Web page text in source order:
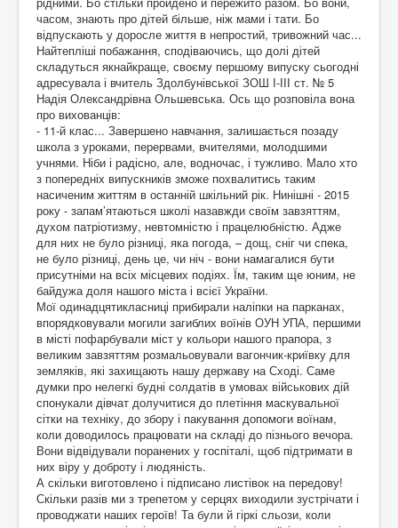
часом, знають про дітей більше, ніж мами і тати. Бо
відпускають у доросле життя в непростий, тривожний час...
Найтепліші побажання, сподіваючись, що долі дітей
складуться якнайкраще, своєму першому випуску сьогодні
адресувала і вчитель Здолбунівської ЗОШ І-ІІІ ст. № 5
Надія Олександрівна Ольшевська. Ось що розповіла вона
про вихованців:
- 11-й клас... Завершено навчання, залишається позаду
школа з уроками, перервами, вчителями, молодшими
учнями. Ніби і радісно, але, водночас, і тужливо. Мало хто
з попередніх випускників зможе похвалитись таким
насиченим життям в останній шкільний рік. Нинішні - 2015
року - запам’ятаються школі назавжди своїм завзяттям,
духом патріотизму, невтомністю і працелюбністю. Адже
для них не було різниці, яка погода, – дощ, сніг чи спека,
не було різниці, день це, чи ніч - вони намагалися бути
присутніми на всіх місцевих подіях. Їм, таким ще юним, не
байдужа доля нашого міста і всієї України.
Мої одинадцятикласниці прибирали наліпки на парканах,
впорядковували могили загиблих воїнів ОУН УПА, першими
в місті пофарбували міст у кольори нашого прапора, з
великим завзяттям розмальовували вагончик-криївку для
земляків, які захищають нашу державу на Сході. Саме
думки про нелегкі будні солдатів в умовах військових дій
спонукали дівчат долучитися до плетіння маскувальної
сітки на техніку, до збору і пакування допомоги воїнам,
коли доводилось працювати на складі до пізнього вечора.
Вони відвідували поранених у госпіталі, щоб підтримати в
них віру у доброту і людяність.
А скільки виготовлено і підписано листівок на передову!
Скільки разів ми з трепетом у серцях виходили зустрічати і
проводжати наших героїв! Та були й гіркі сльози, коли